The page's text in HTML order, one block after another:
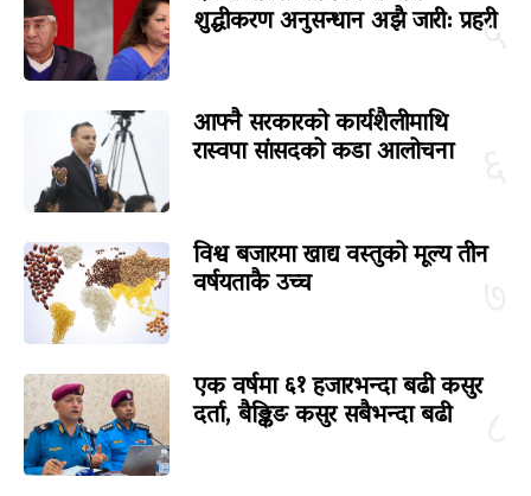
५
शुद्धीकरण अनुसन्धान अझै जारी: प्रहरी
आफ्नै सरकारको कार्यशैलीमाथि
रास्वपा सांसदको कडा आलोचना
विश्व बजारमा खाद्य वस्तुको मूल्य तीन
वर्षयताकै उच्च
एक वर्षमा ६१ हजारभन्दा बढी कसुर
दर्ता, बैङ्किङ कसुर सबैभन्दा बढी